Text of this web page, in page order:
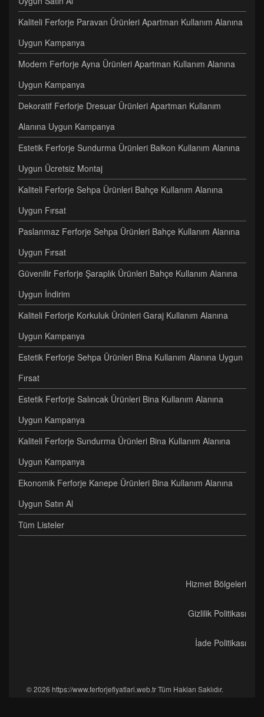
Kaliteli Ferforje Paravan Ürünleri Apartman Kullanım Alanına
Uygun Kampanya
Modern Ferforje Ayna Ürünleri Apartman Kullanım Alanına
Uygun Kampanya
Dekoratif Ferforje Dresuar Ürünleri Apartman Kullanım
Alanına Uygun Kampanya
Estetik Ferforje Sundurma Ürünleri Balkon Kullanım Alanına
Uygun Ücretsiz Montaj
Kaliteli Ferforje Sehpa Ürünleri Bahçe Kullanım Alanına
Uygun Fırsat
Paslanmaz Ferforje Sehpa Ürünleri Bahçe Kullanım Alanına
Uygun Fırsat
Güvenilir Ferforje Şaraplık Ürünleri Bahçe Kullanım Alanına
Uygun İndirim
Kaliteli Ferforje Korkuluk Ürünleri Garaj Kullanım Alanına
Uygun Kampanya
Estetik Ferforje Sehpa Ürünleri Bina Kullanım Alanına Uygun
Fırsat
Estetik Ferforje Salıncak Ürünleri Bina Kullanım Alanına
Uygun Kampanya
Kaliteli Ferforje Sundurma Ürünleri Bina Kullanım Alanına
Uygun Kampanya
Ekonomik Ferforje Kanepe Ürünleri Bina Kullanım Alanına
Uygun Satın Al
Tüm Listeler
Hizmet Bölgeleri
Gizlilik Politikası
İade Politikası
© 2026 https://www.ferforjefiyatlari.web.tr Tüm Hakları Saklıdır.